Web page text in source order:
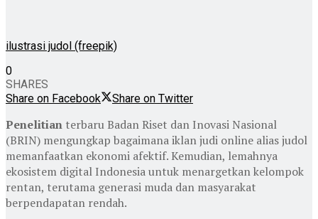
ilustrasi judol (freepik)
0
SHARES
Share on Facebook
Share on Twitter
Penelitian terbaru Badan Riset dan Inovasi Nasional
(BRIN) mengungkap bagaimana iklan judi online alias judol
memanfaatkan ekonomi afektif. Kemudian, lemahnya
ekosistem digital Indonesia untuk menargetkan kelompok
rentan, terutama generasi muda dan masyarakat
berpendapatan rendah.